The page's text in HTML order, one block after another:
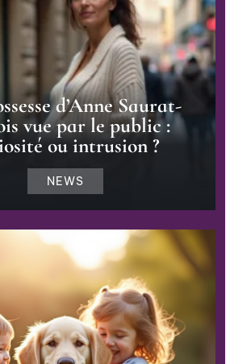
d’Anne Saurat-
vue par le public :
ou intrusion ?
NEWS